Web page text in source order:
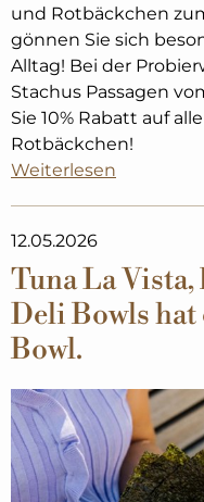
und Rotbäckchen
gönnen Sie sich
Alltag! Bei der
Stachus Passagen
Sie 10% Rabatt auf
Rotbäckchen!
Weiterlesen
12.05.2026
Tuna La Vista,
Deli Bowls hat
Bowl.